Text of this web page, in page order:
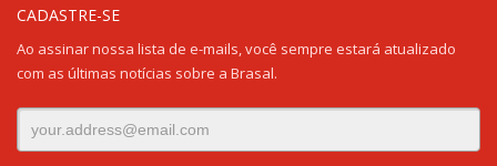
CADASTRE-SE
Ao assinar nossa lista de e-mails, você sempre estará atualizado
com as últimas notícias sobre a Brasal.